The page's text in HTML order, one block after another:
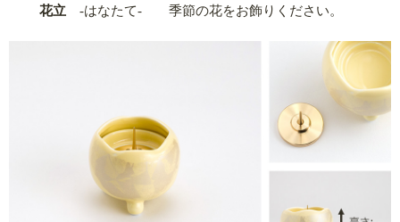
花立 -はなたて- 季節の花をお飾りください。